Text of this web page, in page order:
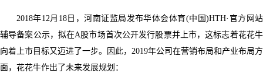
2018年12月18日，河南证监局发布华体会体育(中国)HTH·官方网站
辅导备案公示，拟在A股市场首次公开发行股票并上市，这标志着花花牛
向着上市目标又迈进了一步。因此，2019年公司在营销布局和产业布局方
面，花花牛作出了未来发展规划：